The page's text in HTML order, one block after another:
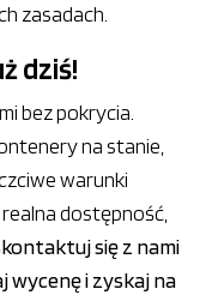
zasadach.
dziś!
bez pokrycia.
na stanie,
warunki
realna dostępność,
się z nami
wycenę i zyskaj na